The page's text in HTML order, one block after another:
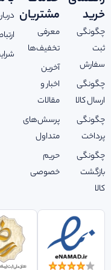
خرید
چگونگی
ثبت
سفارش
چگونگی
ارسال کالا
چگونگی
پرداخت
چگونگی
بازگشت
کالا
مشتریان
معرفی
تخفیف‌ها
آخرین
اخبار و
مقالات
پرسش‌های
متداول
حریم
خصوصی